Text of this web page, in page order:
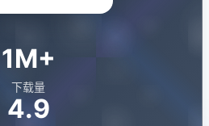
1M+
下载量
4.9